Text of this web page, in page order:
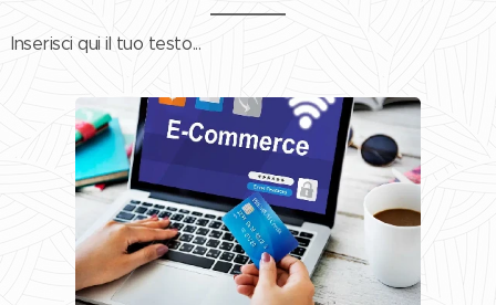
Inserisci qui il tuo testo...